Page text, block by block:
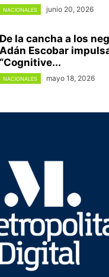
NACIONALES junio 20, 2026
De la cancha a los
Adán Escobar
“Cognitive...
NACIONALES mayo 18, 2026